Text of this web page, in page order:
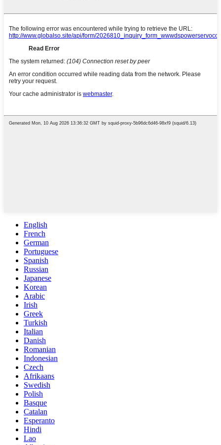
English
French
German
Portuguese
Spanish
Russian
Japanese
Korean
Arabic
Irish
Greek
Turkish
Italian
Danish
Romanian
Indonesian
Czech
Afrikaans
Swedish
Polish
Basque
Catalan
Esperanto
Hindi
Lao